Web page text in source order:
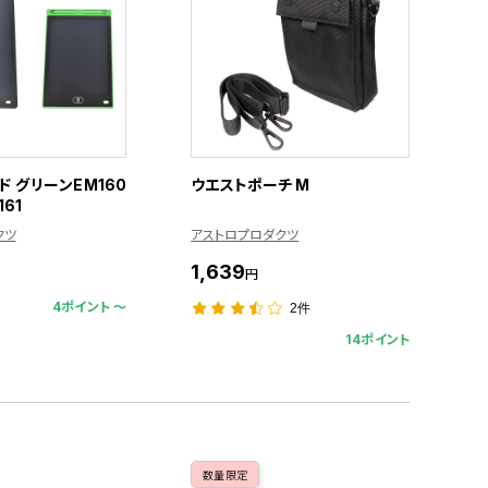
グリーンEM160
ツ
4ポイント 〜
ウエストポーチ M
アストロプロダクツ
1,639円
2件
14ポイント
数量限定